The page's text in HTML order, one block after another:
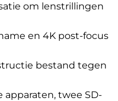
om lenstrillingen
en 4K post-focus
bestand tegen
twee SD-